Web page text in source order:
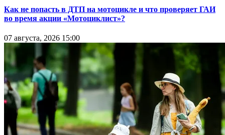
Как не попасть в ДТП на мотоцикле и что проверяет ГАИ
во время акции «Мотоциклист»?
07 августа, 2026 15:00